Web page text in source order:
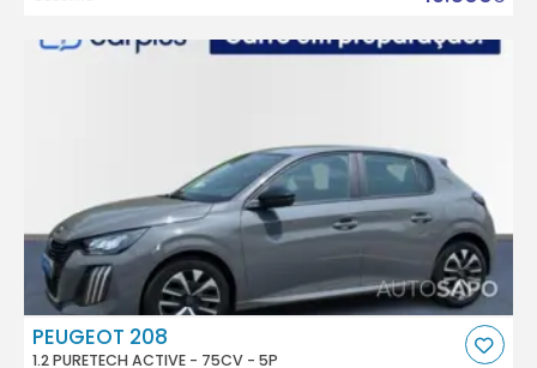
PEUGEOT 208
1.2 PURETECH ACTIVE - 75CV - 5P